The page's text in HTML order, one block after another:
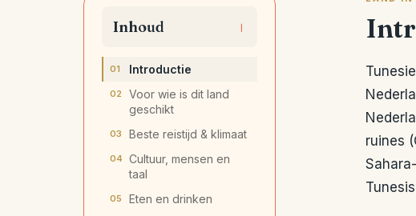
Inhoud
Introductie
Voor wie is dit land
geschikt
Beste reistijd & klimaat
Cultuur, mensen en
taal
Eten en drinken
ruines